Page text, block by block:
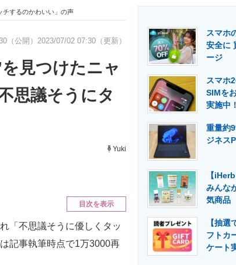
経営リーダーのコミュニティ マ
技術・比較・事例 製造業のIT導入・活用を支援
エネルギーの専門メディア 建
するのかわいい」の声
（公開） 2023/07/02 07:30（更新）
見つけたニャ
議そうにタ
Yuki
目次を表示
「不思議そうに優しくタッ
記事執筆時点で1万3000再
スマホ
安全に
ージ
スマホ
SIMを
実施中！
重量約
ジネス
【
みんな
気商品
【抽
フトカ
ケート